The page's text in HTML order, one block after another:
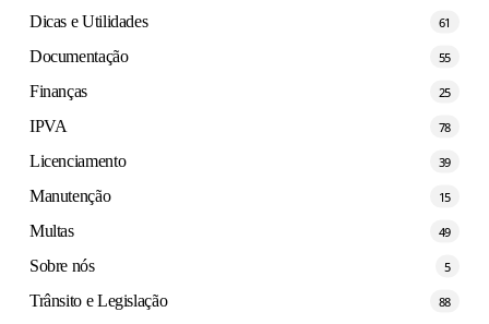
Dicas e Utilidades 61
Documentação 55
Finanças 25
IPVA 78
Licenciamento 39
Manutenção 15
Multas 49
Sobre nós 5
Trânsito e Legislação 88